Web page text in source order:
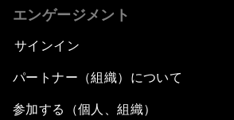
エンゲージメント
サインイン
パートナー（組織）について
参加する（個人、組織）